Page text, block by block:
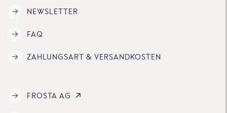
NEWSLETTER
FAQ
ZAHLUNGSART & VERSANDKOSTEN
FROSTA AG